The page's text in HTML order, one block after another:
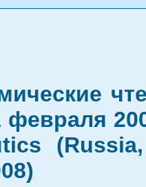
февраля